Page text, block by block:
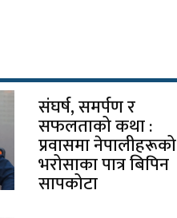
संघर्ष, समर्पण र
सफलताको कथा :
प्रवासमा नेपालीहरूको
भरोसाका पात्र बिपिन
सापकोटा